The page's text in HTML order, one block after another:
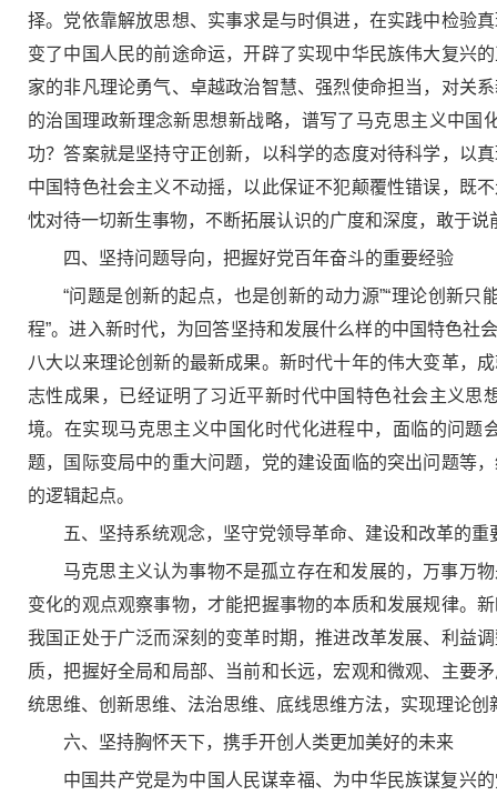
择。党依靠解放思想、实事求是与时俱进，在实践中检验
变了中国人民的前途命运，开辟了实现中华民族伟大复兴
家的非凡理论勇气、卓越政治智慧、强烈使命担当，对关
的治国理政新理念新思想新战略，谱写了马克思主义中
功？答案就是坚持守正创新，以科学的态度对待科学，以
中国特色社会主义不动摇，以此保证不犯颠覆性错误，既
忱对待一切新生事物，不断拓展认识的广度和深度，敢于
四、坚持问题导向，把握好党百年奋斗的重要经验
“问题是创新的起点，也是创新的动力源”“理论创新
程”。进入新时代，为回答坚持和发展什么样的中国特色
八大以来理论创新的最新成果。新时代十年的伟大变革，
志性成果，已经证明了习近平新时代中国特色社会主义
境。在实现马克思主义中国化时代化进程中，面临的问
题，国际变局中的重大问题，党的建设面临的突出问题等
的逻辑起点。
五、坚持系统观念，坚守党领导革命、建设和改革的重
马克思主义认为事物不是孤立存在和发展的，万事万
变化的观点观察事物，才能把握事物的本质和发展规律。
我国正处于广泛而深刻的变革时期，推进改革发展、利益
质，把握好全局和局部、当前和长远，宏观和微观、主要
统思维、创新思维、法治思维、底线思维方法，实现理论
六、坚持胸怀天下，携手开创人类更加美好的未来
中国共产党是为中国人民谋幸福、为中华民族谋复兴